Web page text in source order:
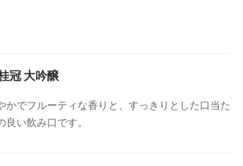
冠 大吟醸
かでフルーティな香りと、すっきりとした口当た
良い飲み口です。